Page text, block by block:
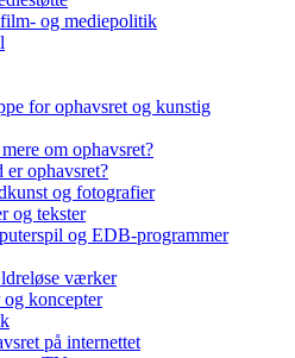
og mediepolitik
for ophavsret og kunstig
om ophavsret?
er ophavsret?
og fotografier
og tekster
og EDB-programmer
værker
og koncepter
på internettet